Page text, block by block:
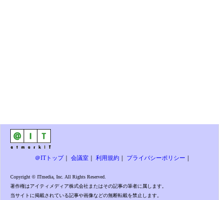
＠ITトップ｜ 会議室 利用規約 プライバシーポリシー
Copyright © ITmedia, Inc. All Rights Reserved.
著作権はアイティメディア株式会社またはその記事の筆者に属します。
当サイトに掲載されている記事や画像などの無断転載を禁止します。